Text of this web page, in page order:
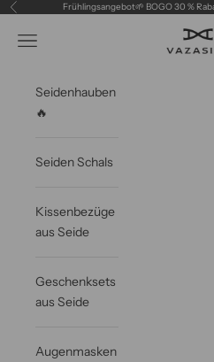
Zum Inhalt springen
Zurück Frühlingsangebot🌱 BOGO 30 %
VAZASILK
Navigationsmenü öffnen
Seidenhauben
🔥
Seiden Schals
Kissenbezüge
aus Seide
Geschenksets
aus Seide
Augenmasken